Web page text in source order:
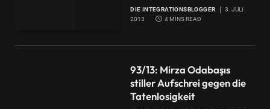
DIE INTEGRATIONSBLOGGER
3. JULI
2013
4 MINS READ
93/13: Mirza Odabaşıs
stiller Aufschrei gegen die
Tatenlosigkeit